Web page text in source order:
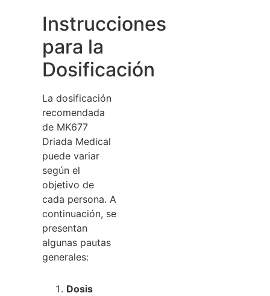
Instrucciones
para la
Dosificación
La dosificación
recomendada
de MK677
Driada Medical
puede variar
según el
objetivo de
cada persona. A
continuación, se
presentan
algunas pautas
generales:
Dosis